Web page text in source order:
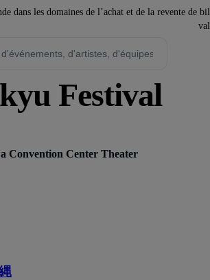
dans les domaines de l’achat et de la revente de
Festival
Convention Center Theater